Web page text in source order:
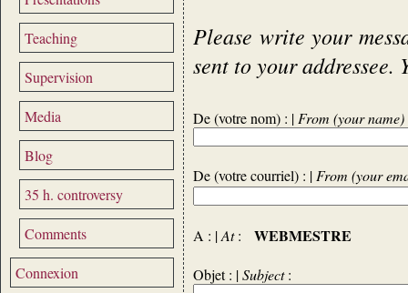
Teaching
Supervision
Media
Blog
35 h. controversy
Comments
Connexion
Please write your
sent to your addressee.
De (votre nom) : | From (your name)
De (votre courriel) : | From (your
A : |At: WEBMESTRE
Objet : |Subject: